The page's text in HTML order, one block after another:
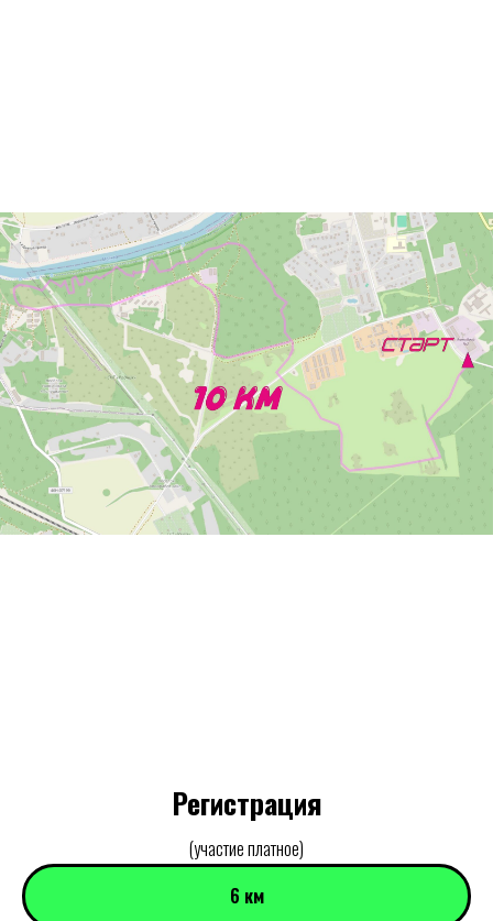
Регистрация
(участие платное)
6 км